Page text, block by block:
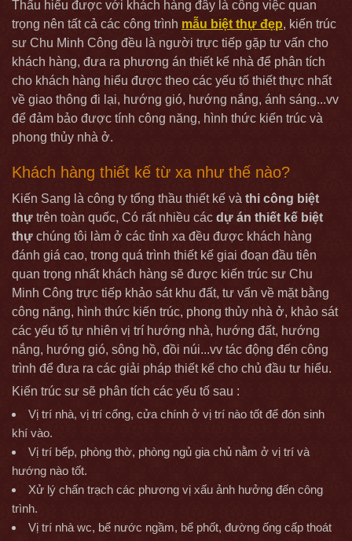
Thấu hiểu được với khách hàng đây là công việc quan
trọng nên tất cả các công trình mẫu biệt thự đẹp, kiến trúc
sư Chu Minh Công đều là người trực tiếp gặp tư vấn cho
khách hàng, đưa ra phương án thiết kế nhà để phân tích
cho khách hàng hiểu được theo các yếu tố thiết thực nhất
về giao thông đi lại, hướng gió, hướng nắng, ánh sáng...vv
để đảm bảo được tính công năng, hình thức kiến trúc và
phong thủy nhà ở.
Khách hàng thiết kế từ xa như thế nào?
Kiến Sang là công ty tổng thầu thiết kế và thi công biệt
thự trên toàn quốc, Có rất nhiều các dự án thiết kế biệt
thự chúng tôi làm ở các tỉnh xa đều được khách hàng
đánh giá cao, trong quá trình thiết kế giai đoạn đầu tiên
quan trọng nhất khách hàng sẽ được kiến trúc sư Chu
Minh Công trực tiếp khảo sát khu đất, tư vấn về mặt bằng
công năng, hình thức kiến trúc, phong thủy nhà ở, khảo sát
các yếu tố tự nhiên vị trí hướng nhà, hướng đất, hướng
nắng, hướng gió, sông hồ, đồi núi...vv tác động đến công
trình để đưa ra các giải pháp thiết kế cho chủ đầu tư hiểu.
Kiến trúc sư sẽ phân tích các yếu tố sau :
Vị trí nhà, vị trí cổng, cửa chính ở vị trí nào tốt để đón sinh
khí vào.
Vị trí bếp, phòng thờ, phòng ngủ gia chủ nằm ở vị trí và
hướng nào tốt.
Xử lý chấn trạch các phương vị xấu ảnh hưởng đến công
trình.
Vị trí nhà wc, bể nước ngầm, bể phốt, đường ống cấp thoát